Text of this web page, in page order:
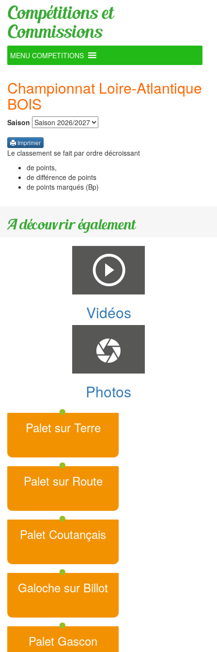
Compétitions et
Commissions
MENU COMPETITIONS
Championnat Loire-Atlantique
BOIS
Saison
Imprimer
Le classement se fait par ordre décroissant
de points,
de différence de points
de points marqués (Bp)
A découvrir également
Vidéos
Photos
Palet sur Terre
Palet sur Route
Palet Coutançais
Galoche sur Billot
Palet Gascon